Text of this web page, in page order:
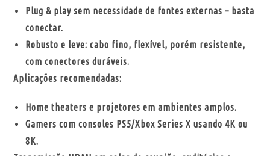
Plug & play sem necessidade de fontes externas – basta
conectar.
Robusto e leve: cabo fino, flexível, porém resistente,
com conectores duráveis.
Aplicações recomendadas:
Home theaters e projetores em ambientes amplos.
Gamers com consoles PS5/Xbox Series X usando 4K ou
8K.